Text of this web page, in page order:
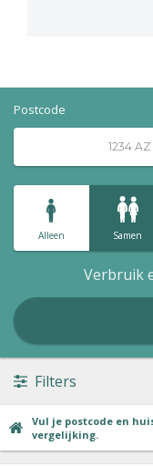
Postcode
Alleen Samen
Verbruik
Filters
Vul je postcode en
vergelijking.